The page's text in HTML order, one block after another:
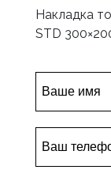
Накладка
STD